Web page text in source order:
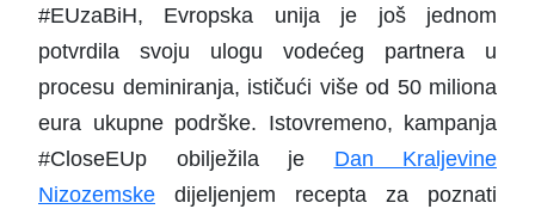
#EUzaBiH, Evropska unija je još jednom
potvrdila svoju ulogu vodećeg partnera u
procesu deminiranja, ističući više od 50 miliona
eura ukupne podrške. Istovremeno, kampanja
#CloseEUp obilježila je Dan Kraljevine
Nizozemske dijeljenjem recepta za poznati